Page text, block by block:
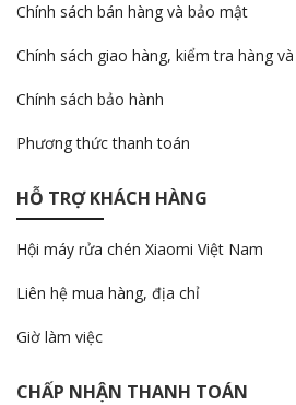
Chính sách bán hàng và bảo mật
Chính sách giao hàng, kiểm tra hàng
Chính sách bảo hành
Phương thức thanh toán
HỖ TRỢ KHÁCH HÀNG
Hội máy rửa chén Xiaomi Việt Nam
Liên hệ mua hàng, địa chỉ
Giờ làm việc
CHẤP NHẬN THANH TOÁN